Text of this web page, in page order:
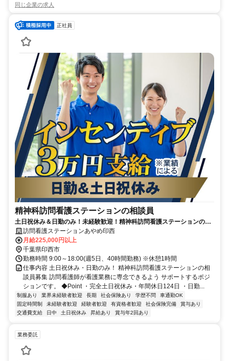
同じ企業の求人
正社員
精神科訪問看護ステーションの相談員
土日祝休み＆日勤のみ！未経験歓迎！精神科訪問看護ステーションの相
談員【医療行為なし】
訪問看護ステーションあやめ印西
月給225,000円以上
千葉県印西市
勤務時間 9:00～18:00(週5日、40時間勤務) ※休憩1時間
仕事内容 土日祝休み・日勤のみ！ 精神科訪問看護ステーションの相
談員募集 訪問看護師が看護業務に専念できるよう サポートするポジ
ションです。 ◆Point ・完全土日祝休み・年間休日124日 ・日勤...
制服あり 業界未経験者歓迎 長期 社会保険あり 学歴不問
車通勤OK
固定時間制
未経験者歓迎 経験者歓迎 有資格者歓迎 社会保険完備
賞与あり
交通費支給
日中 土日祝休み 昇給あり 賞与年2回あり
業務委託